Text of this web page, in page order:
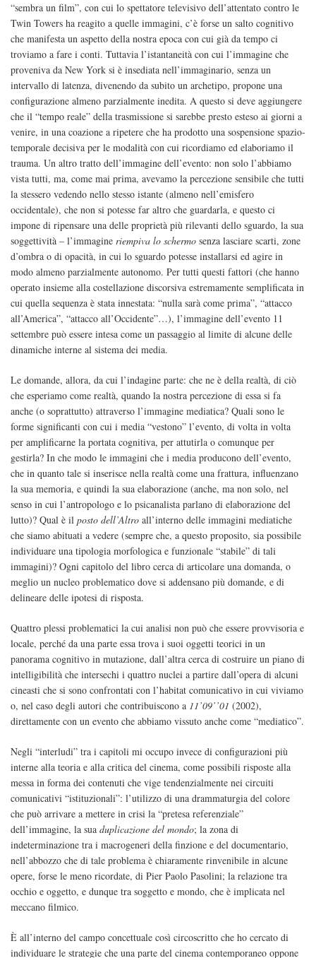
“sembra un film”, con cui lo spettatore televisivo dell’attentato contro le
Twin Towers ha reagito a quelle immagini, c’è forse un salto cognitivo
che manifesta un aspetto della nostra epoca con cui già da tempo ci
troviamo a fare i conti. Tuttavia l’istantaneità con cui l’immagine che
proveniva da New York si è insediata nell’immaginario, senza un
intervallo di latenza, divenendo da subito un archetipo, propone una
configurazione almeno parzialmente inedita. A questo si deve aggiungere
che il “tempo reale” della trasmissione si sarebbe presto esteso ai giorni a
venire, in una coazione a ripetere che ha prodotto una sospensione spazio-
temporale decisiva per le modalità con cui ricordiamo ed elaboriamo il
trauma. Un altro tratto dell’immagine dell’evento: non solo l’abbiamo
vista tutti, ma, come mai prima, avevamo la percezione sensibile che tutti
la stessero vedendo nello stesso istante (almeno nell’emisfero
occidentale), che non si potesse far altro che guardarla, e questo ci
impone di ripensare una delle proprietà più rilevanti dello sguardo, la sua
soggettività – l’immagine riempiva lo schermo senza lasciare scarti, zone
d’ombra o di opacità, in cui lo sguardo potesse installarsi ed agire in
modo almeno parzialmente autonomo. Per tutti questi fattori (che hanno
operato insieme alla costellazione discorsiva estremamente semplificata in
cui quella sequenza è stata innestata: “nulla sarà come prima”, “attacco
all’America”, “attacco all’Occidente”…), l’immagine dell’evento 11
settembre può essere intesa come un passaggio al limite di alcune delle
dinamiche interne al sistema dei media.
Le domande, allora, da cui l’indagine parte: che ne è della realtà, di ciò
che esperiamo come realtà, quando la nostra percezione di essa si fa
anche (o soprattutto) attraverso l’immagine mediatica? Quali sono le
forme significanti con cui i media “vestono” l’evento, di volta in volta
per amplificarne la portata cognitiva, per attutirla o comunque per
gestirla? In che modo le immagini che i media producono dell’evento,
che in quanto tale si inserisce nella realtà come una frattura, influenzano
la sua memoria, e quindi la sua elaborazione (anche, ma non solo, nel
senso in cui l’antropologo e lo psicanalista parlano di elaborazione del
lutto)? Qual è il posto dell’Altro all’interno delle immagini mediatiche
che siamo abituati a vedere (sempre che, a questo proposito, sia possibile
individuare una tipologia morfologica e funzionale “stabile” di tali
immagini)? Ogni capitolo del libro cerca di articolare una domanda, o
meglio un nucleo problematico dove si addensano più domande, e di
delineare delle ipotesi di risposta.
Quattro plessi problematici la cui analisi non può che essere provvisoria e
locale, perché da una parte essa trova i suoi oggetti teorici in un
panorama cognitivo in mutazione, dall’altra cerca di costruire un piano di
intelligibilità che intersechi i quattro nuclei a partire dall’opera di alcuni
cineasti che si sono confrontati con l’habitat comunicativo in cui viviamo
o, nel caso degli autori che contribuiscono a 11’09’’01 (2002),
direttamente con un evento che abbiamo vissuto anche come “mediatico”.
Negli “interludi” tra i capitoli mi occupo invece di configurazioni più
interne alla teoria e alla critica del cinema, come possibili risposte alla
messa in forma dei contenuti che vige tendenzialmente nei circuiti
comunicativi “istituzionali”: l’utilizzo di una drammaturgia del colore
che può arrivare a mettere in crisi la “pretesa referenziale”
dell’immagine, la sua duplicazione del mondo; la zona di
indeterminazione tra i macrogeneri della finzione e del documentario,
nell’abbozzo che di tale problema è chiaramente rinvenibile in alcune
opere, forse le meno ricordate, di Pier Paolo Pasolini; la relazione tra
occhio e oggetto, e dunque tra soggetto e mondo, che è implicata nel
meccano filmico.
È all’interno del campo concettuale così circoscritto che ho cercato di
individuare le strategie che una parte del cinema contemporaneo oppone